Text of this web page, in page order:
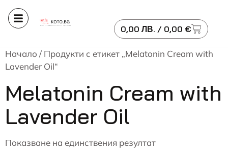
0,00 ЛВ. / 0,00 €
Начало / Продукти с етикет „Melatonin Cream with
Lavender Oil“
Melatonin Cream with
Lavender Oil
Показване на единствения резултат